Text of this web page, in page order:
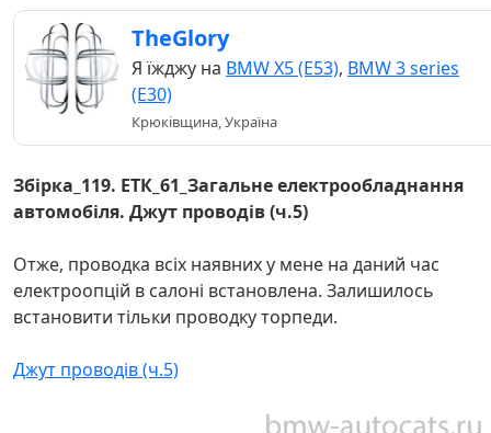
TheGlory
Я їжджу на BMW X5 (E53), BMW 3 series
(E30)
Крюківщина, Україна
Збірка_119. ЕТК_61_Загальне електрообладнання
автомобіля. Джут проводів (ч.5)
Отже, проводка всіх наявних у мене на даний час
електроопцій в салоні встановлена. Залишилось
встановити тільки проводку торпеди.
Джут проводів (ч.5)